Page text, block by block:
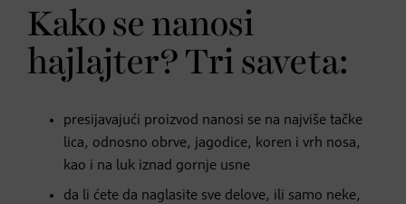
Kako se nanosi
hajlajter? Tri saveta:
presijavajući proizvod nanosi se na najviše tačke
lica, odnosno obrve, jagodice, koren i vrh nosa,
kao i na luk iznad gornje usne
da li ćete da naglasite sve delove, ili samo neke,